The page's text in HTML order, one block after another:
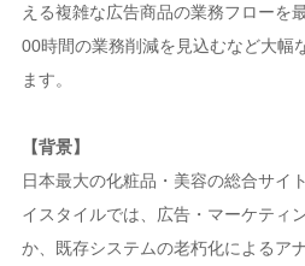
える複雑な広告商品の業務フローを
00時間の業務削減を見込むなど大幅
ます。
【背景】
日本最大の化粧品・美容の総合サイ
イスタイルでは、広告・マーケティ
か、既存システムの老朽化によるア